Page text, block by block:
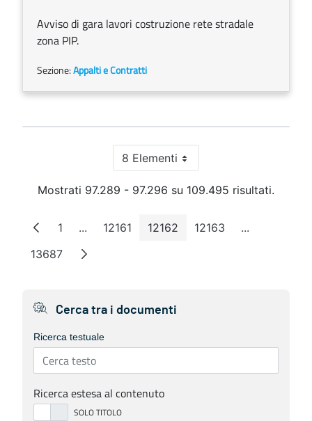
Avviso di gara lavori costruzione rete stradale
zona PIP.
Sezione:Appalti e Contratti
8 ElementiPer pagina
Mostrati 97.289 - 97.296 su 109.495 risultati.
Pagina
1 ...Pagine intermedie
Pagina
12161 Pagina
12162 Pagina
12163 ...Pagine
Pagina
13687
Cerca tra i documenti
Ricerca testuale
Ricerca estesa al contenuto